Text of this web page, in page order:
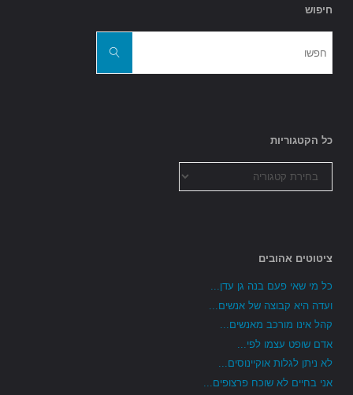
חיפוש
חפשו
כל הקטגוריות
הקטגוריות
ציטוטים אהובים
כל מי שאי פעם בנה גן עדן...
ועדה היא קבוצה של אנשים...
קהל אינו מורכב מאנשים...
אדם שופט עצמו לפי...
לא ניתן לגלות אוקיינוסים...
אני בחיים לא שוכח פרצופים...